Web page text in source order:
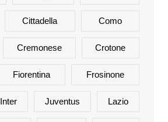
Cittadella Como
Cremonese Crotone
Fiorentina Frosinone
Inter Juventus Lazio